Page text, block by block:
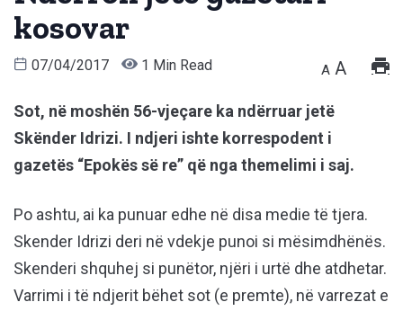
kosovar
07/04/2017 1 Min Read A A
Sot, në moshën 56-vjeçare ka ndërruar jetë
Skënder Idrizi. I ndjeri ishte korrespodent i
gazetës “Epokës së re” që nga themelimi i saj.
Po ashtu, ai ka punuar edhe në disa medie të tjera.
Skender Idrizi deri në vdekje punoi si mësimdhënës.
Skenderi shquhej si punëtor, njëri i urtë dhe atdhetar.
Varrimi i të ndjerit bëhet sot (e premte), në varrezat e